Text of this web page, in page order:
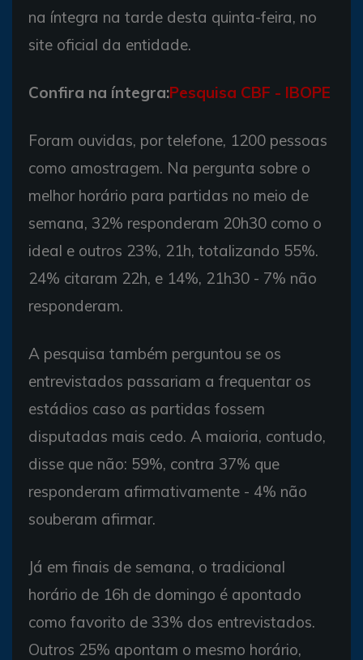
na íntegra na tarde desta quinta-feira, no
site oficial da entidade.
Confira na íntegra:Pesquisa CBF - IBOPE
Foram ouvidas, por telefone, 1200 pessoas
como amostragem. Na pergunta sobre o
melhor horário para partidas no meio de
semana, 32% responderam 20h30 como o
ideal e outros 23%, 21h, totalizando 55%.
24% citaram 22h, e 14%, 21h30 - 7% não
responderam.
A pesquisa também perguntou se os
entrevistados passariam a frequentar os
estádios caso as partidas fossem
disputadas mais cedo. A maioria, contudo,
disse que não: 59%, contra 37% que
responderam afirmativamente - 4% não
souberam afirmar.
Já em finais de semana, o tradicional
horário de 16h de domingo é apontado
como favorito de 33% dos entrevistados.
Outros 25% apontam o mesmo horário,